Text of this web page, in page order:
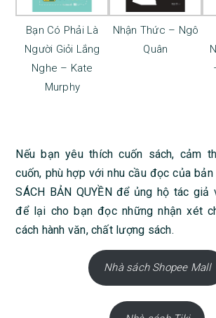
Bạn Có Phải Là
Người Giỏi Lắng
Nghe – Kate
Murphy
Nhận Thức – Ngô
Quân
Nếu bạn yêu thích cuốn sách, cảm
cuốn, phù hợp với nhu cầu đọc của bản
SÁCH BẢN QUYỀN để ủng hộ tác giả
để lại cho bạn đọc những nhận xét
cách hành văn, chất lượng sách.
Nhà sách Shopee Mall